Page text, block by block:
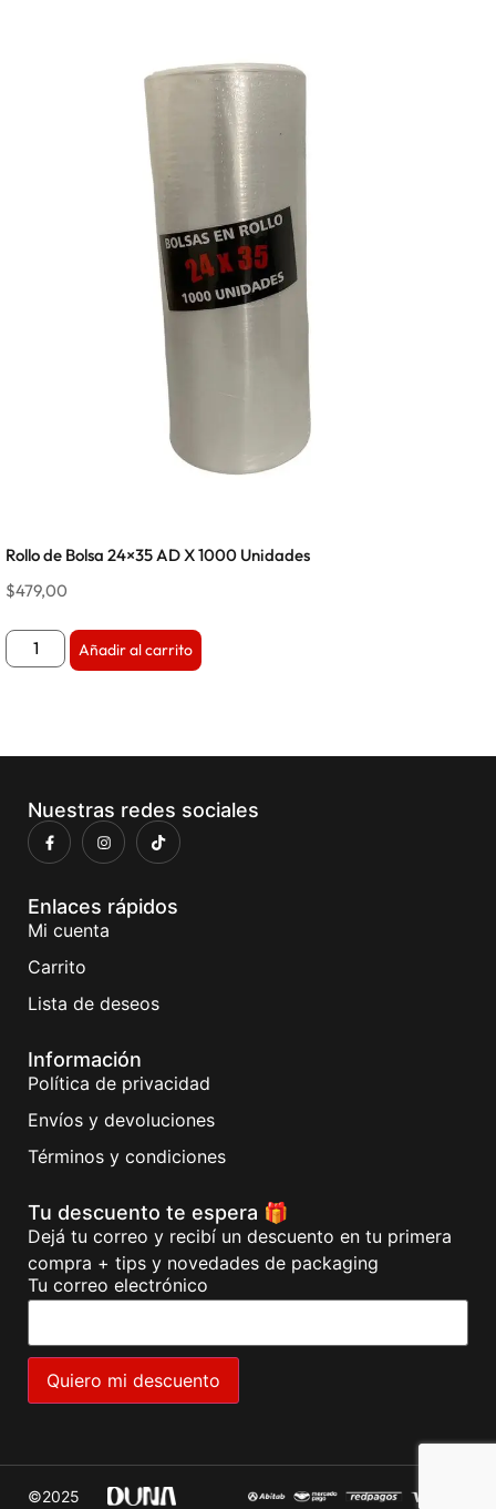
Rollo de Bolsa 24×35 AD X 1000 Unidades
$479,00
Añadir al carrito
Nuestras redes sociales
Enlaces rápidos
Mi cuenta
Carrito
Lista de deseos
Información
Política de privacidad
Envíos y devoluciones
Términos y condiciones
Tu descuento te espera 🎁
Dejá tu correo y recibí un descuento en tu primera
compra + tips y novedades de packaging
Tu correo electrónico
©2025